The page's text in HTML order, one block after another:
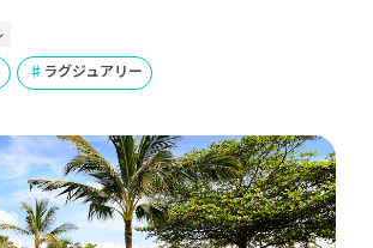
ラグジュアリー